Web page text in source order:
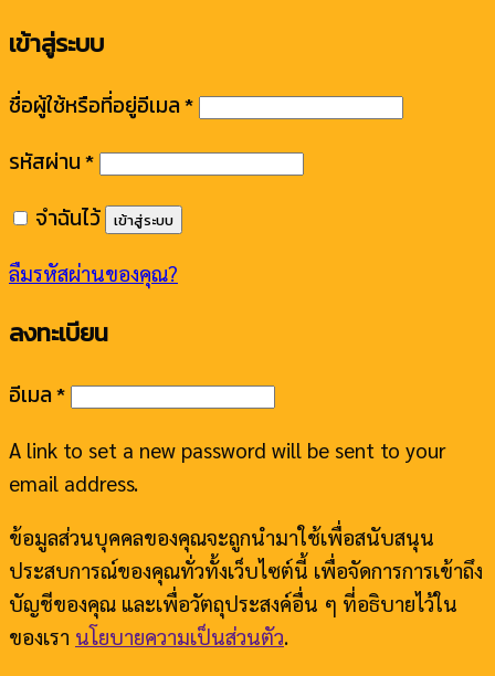
เข้าสู่ระบบ
ชื่อผู้ใช้หรือที่อยู่อีเมล*
รหัสผ่าน*
จำฉันไว้ เข้าสู่ระบบ
ลืมรหัสผ่านของคุณ?
ลงทะเบียน
อีเมล*
A link to set a new password will be sent to your
email address.
ข้อมูลส่วนบุคคลของคุณจะถูกนำมาใช้เพื่อสนับสนุน
ประสบการณ์ของคุณทั่วทั้งเว็บไซต์นี้ เพื่อจัดการการเข้าถึง
บัญชีของคุณ และเพื่อวัตถุประสงค์อื่น ๆ ที่อธิบายไว้ใน
ของเรา นโยบายความเป็นส่วนตัว.